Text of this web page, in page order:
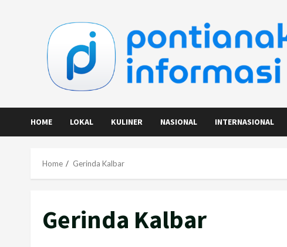
HOME LOKAL KULINER NASIONAL INTERNASIONAL
Home Gerinda Kalbar
Gerinda Kalbar